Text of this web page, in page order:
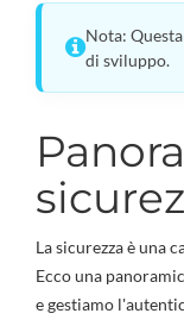
Nota:
di sviluppo.
La sicurezza è una
Ecco una
e gestiamo